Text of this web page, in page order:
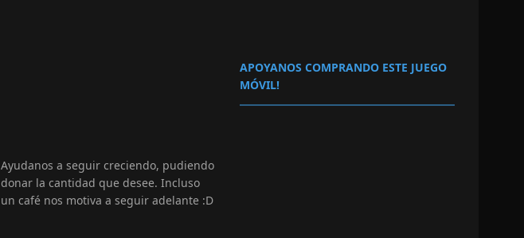
Ayudanos a seguir creciendo, pudiendo
donar la cantidad que desee. Incluso
un café nos motiva a seguir adelante :D
APOYANOS COMPRANDO ESTE JUEGO
MÓVIL!